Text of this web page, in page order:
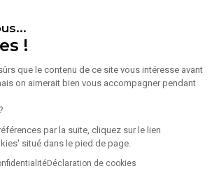
!
que le contenu de ce site vous intéresse avant
on aimerait bien vous accompagner pendant
par la suite, cliquez sur le lien
situé dans le pied de page.
Déclaration de cookies
(énergie primaire) :
de gaz à effet de serre (GES)